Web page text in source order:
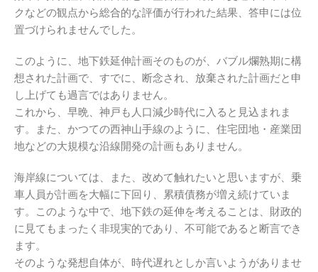
クなどの観点から総合的な評価が行われた結果、答申には位
置づけられませんでした。
このように、地下鉄延伸計画そのものが、バブル爛熟期に構
想された計画で、すでに、断念され、放棄された計画だと申
し上げても過言ではありません。
これから、早晩、神戸も人口減少時代に入ると見込まれま
す。また、かつての西神山手線のように、住宅団地・産業団
地などの大規模な沿線開発の計画もありません。
海岸線については、また、改めて触れたいと思いますが、乗
車人員が計画を大幅に下回り、累積債務が増え続けていま
す。このような中で、地下鉄の延伸を考えることは、財政的
に見てもまったく非現実的であり、不可能であると断言でき
ます。
そのような発想自体が、時代遅れとしか言いようがありませ